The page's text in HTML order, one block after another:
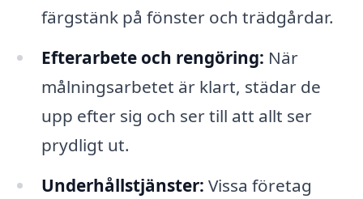
färgstänk på fönster och trädgårdar.
Efterarbete och rengöring: När
målningsarbetet är klart, städar de
upp efter sig och ser till att allt ser
prydligt ut.
Underhållstjänster: Vissa företag